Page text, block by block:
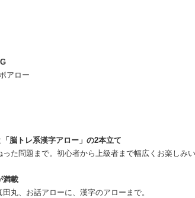
アロー
脳トレ系漢字アロー」の2本立て
た問題まで。初心者から上級者まで幅広くお楽しみい
満載
丸、お話アローに、漢字のアローまで。